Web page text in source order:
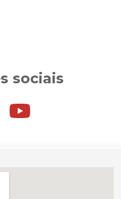
sociais